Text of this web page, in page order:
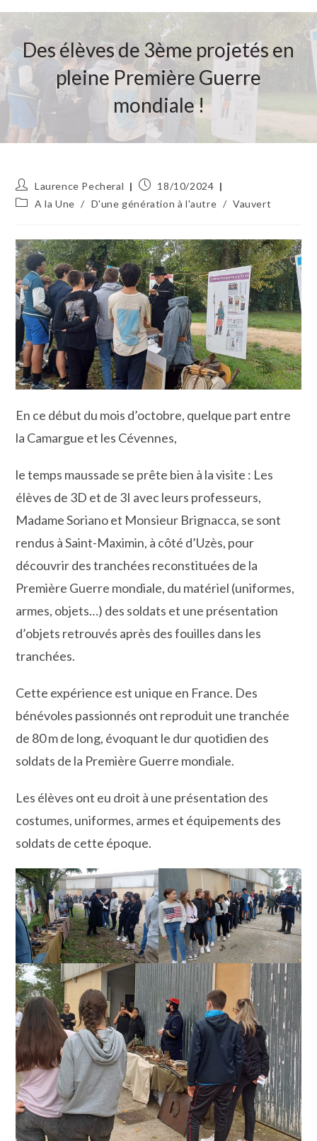
Des élèves de 3ème projetés en
pleine Première Guerre
mondiale !
Auteur/autrice
de
Laurence Pecheral
Publication
publiée :
18/10/2024
PostA la Une / D'une génération à l'autre / Vauvert
En ce début du mois d’octobre, quelque part entre
la Camargue et les Cévennes,
le temps maussade se prête bien à la visite : Les
élèves de 3D et de 3I avec leurs professeurs,
Madame Soriano et Monsieur Brignacca, se sont
rendus à Saint-Maximin, à côté d’Uzès, pour
découvrir des tranchées reconstituées de la
Première Guerre mondiale, du matériel (uniformes,
armes, objets…) des soldats et une présentation
d’objets retrouvés après des fouilles dans les
tranchées.
Cette expérience est unique en France. Des
bénévoles passionnés ont reproduit une tranchée
de 80 m de long, évoquant le dur quotidien des
soldats de la Première Guerre mondiale.
Les élèves ont eu droit à une présentation des
costumes, uniformes, armes et équipements des
soldats de cette époque.